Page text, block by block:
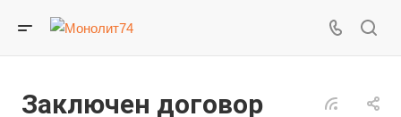
Заключен договор